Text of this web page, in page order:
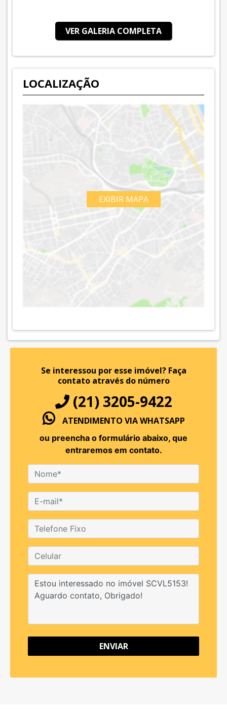
VER GALERIA COMPLETA
LOCALIZAÇÃO
EXIBIR MAPA
Se interessou por esse imóvel? Faça
contato através do número
(21) 3205-9422
ATENDIMENTO VIA WHATSAPP
ou preencha o formulário abaixo, que
entraremos em contato.
ENVIAR